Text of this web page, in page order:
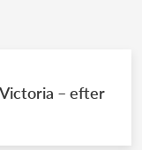
– efter